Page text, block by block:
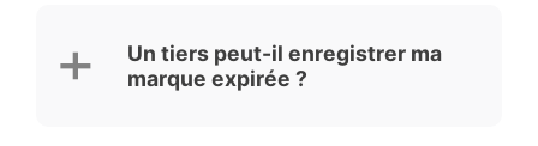
Un tiers peut-il enregistrer ma
marque expirée ?